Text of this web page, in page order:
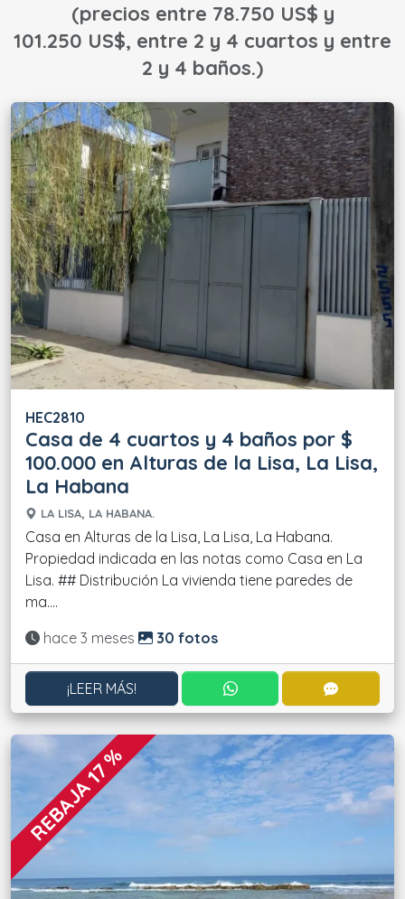
(precios entre 78.750 US$ y
101.250 US$, entre 2 y 4 cuartos y entre
2 y 4 baños.)
HEC2810
Casa de 4 cuartos y 4 baños por $
100.000 en Alturas de la Lisa, La Lisa,
La Habana
LA LISA, LA HABANA.
Casa en Alturas de la Lisa, La Lisa, La Habana.
Propiedad indicada en las notas como Casa en La
Lisa. ## Distribución La vivienda tiene paredes de
ma....
Actualizado:
hace 3 meses 30 fotos
¡LEER MÁS! CONTACTAR POR
REBAJA 17 %